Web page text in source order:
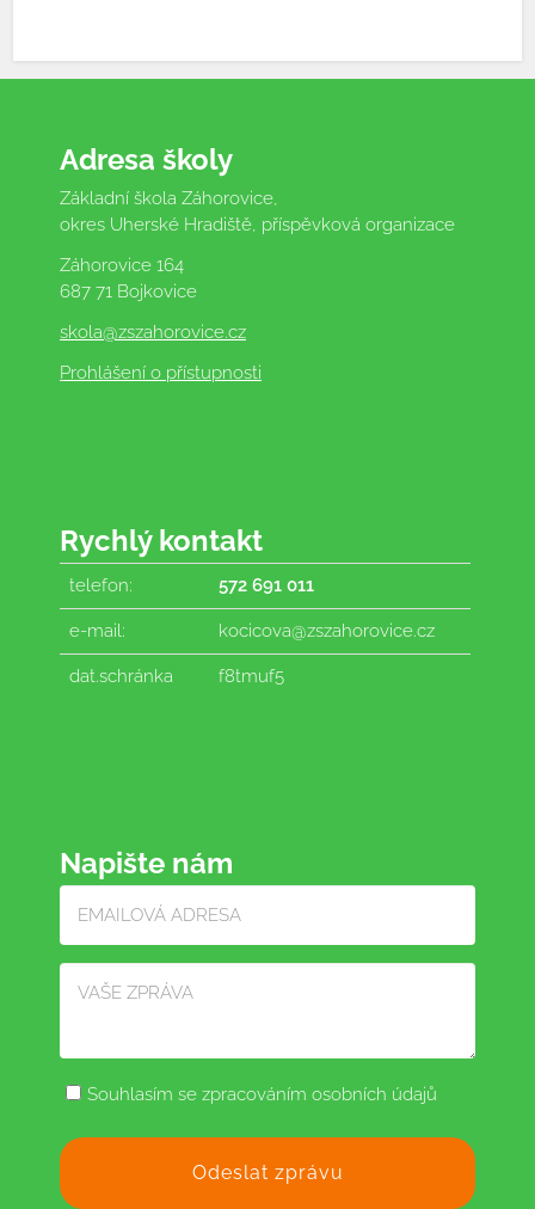
Adresa školy
Základní škola Záhorovice,
okres Uherské Hradiště, příspěvková organizace
Záhorovice 164
687 71 Bojkovice
skola@zszahorovice.cz
Prohlášení o přístupnosti
Rychlý kontakt
telefon: 572 691 011
e-mail: kocicova@zszahorovice.cz
dat.schránka f8tmuf5
Napište nám
Souhlasím se zpracováním osobních údajů